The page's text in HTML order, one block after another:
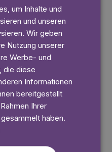
6+ GERMAN
um Inhalte und
und unseren
Wir geben
Nutzung unserer
Werbe- und
die diese
Informationen
bereitgestellt
Ihrer
haben.